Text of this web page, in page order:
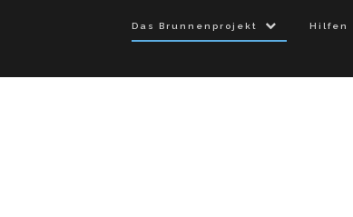
Das Brunnenprojekt Hilfen